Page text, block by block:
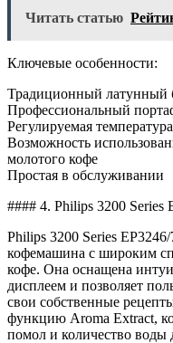
Читать статью
Ключевые особенности:
Традиционный латунный
Профессиональный
Регулируемая
Возможность
молотого кофе
Простая в обслуживании
#### 4. Philips 3200 Series
Philips 3200 Series
кофемашина с широким
кофе. Она оснащена
дисплеем и позволяет
свои собственные
функцию Aroma Extract,
помол и количество воды